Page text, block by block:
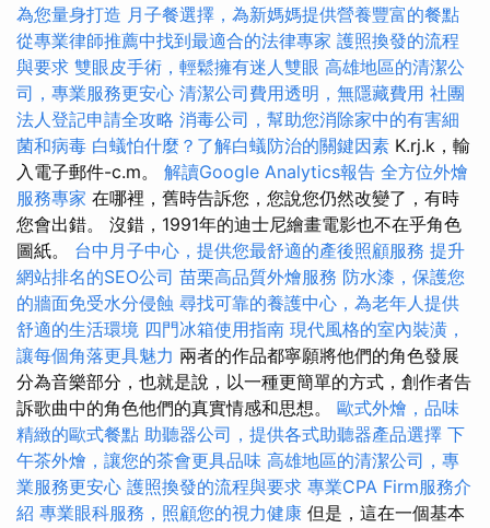
為您量身打造 月子餐選擇，為新媽媽提供營養豐富的餐點
從專業律師推薦中找到最適合的法律專家 護照換發的流程
與要求 雙眼皮手術，輕鬆擁有迷人雙眼 高雄地區的清潔公
司，專業服務更安心 清潔公司費用透明，無隱藏費用 社團
法人登記申請全攻略 消毒公司，幫助您消除家中的有害細
菌和病毒 白蟻怕什麼？了解白蟻防治的關鍵因素 K.rj.k，輸
入電子郵件-c.m。 解讀Google Analytics報告 全方位外燴
服務專家 在哪裡，舊時告訴您，您說您仍然改變了，有時
您會出錯。 沒錯，1991年的迪士尼繪畫電影也不在乎角色
圖紙。 台中月子中心，提供您最舒適的產後照顧服務 提升
網站排名的SEO公司 苗栗高品質外燴服務 防水漆，保護您
的牆面免受水分侵蝕 尋找可靠的養護中心，為老年人提供
舒適的生活環境 四門冰箱使用指南 現代風格的室內裝潢，
讓每個角落更具魅力 兩者的作品都寧願將他們的角色發展
分為音樂部分，也就是說，以一種更簡單的方式，創作者告
訴歌曲中的角色他們的真實情感和思想。 歐式外燴，品味
精緻的歐式餐點 助聽器公司，提供各式助聽器產品選擇 下
午茶外燴，讓您的茶會更具品味 高雄地區的清潔公司，專
業服務更安心 護照換發的流程與要求 專業CPA Firm服務介
紹 專業眼科服務，照顧您的視力健康 但是，這在一個基本